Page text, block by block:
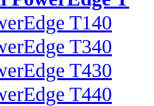
T140
T340
T430
T440